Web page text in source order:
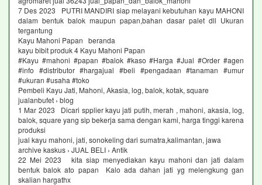
7 Des 2023 PUTRI MANDIRI siap melayani kebutuhan kayu MAHONI
dalam bentuk balok maupun papan,bahan dasar palet dll Ukuran
tergantung
Kayu Mahoni Papan beranda
kayu bibit produk 4 Kayu Mahoni Papan
#Kayu #mahoni #papan #balok #kaso #Harga #Jual #Order #agen
#info #distributor #hargajual #beli #pengadaan #tanaman #umur
#ukuran #usaha #toko
Pembeli Kayu Jati, Mahoni, Akasia, log, balok, kotak, square
jualanbufet › blog
1 Mar 2023 Dicari spplier kayu jati putih, merah , mahoni, akasia, log,
balok, square yang sip bekerja sama dengan kami, harga tinggi karena
produksi
jual kayu mahoni, jati, sonokeling dari sumatra,kalimantan, jawa
archive kaskus › JUAL BELI › Antik
22 Mei 2023 kita siap menyediakan kayu mahoni dan jati dalam
bentuk balok ato papan Kalo ada dahan jati yg melengkung gan
skalian hargathx